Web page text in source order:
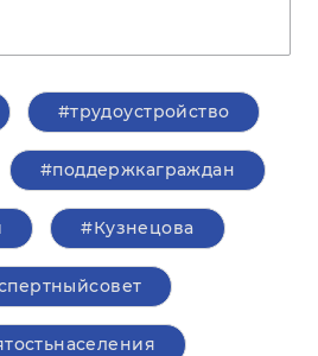
#трудоустройство
#поддержкаграждан
#Кузнецова